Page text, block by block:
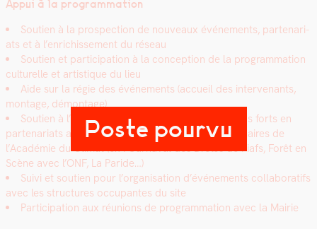
Poste pourvu
Appui à la pro­gram­ma­tion
Sou­tien à la prospec­tion de nou­veaux événe­ments, parte­nar­i­
ats et à l’enrichissement du réseau
Sou­tien et par­tic­i­pa­tion à la con­cep­tion de la pro­gram­ma­tion
cul­turelle et artis­tique du lieu
Aide sur la régie des événe­ments (accueil des inter­venants,
mon­tage, démon­tage)
Sou­tien à l’organisation et à la créa­tion des temps forts en
parte­nar­i­ats avec la Ville de Paris et tous les parte­naires de
l’Académie du Cli­mat (ex : Car­naval des Drôles de Piafs, Forêt en
Scène avec l’ONF, La Paride…)
Suivi et sou­tien pour l’organisation d’événements col­lab­o­rat­ifs
avec les struc­tures occu­pantes du site
Par­tic­i­pa­tion aux réu­nions de pro­gram­ma­tion avec la Mairie